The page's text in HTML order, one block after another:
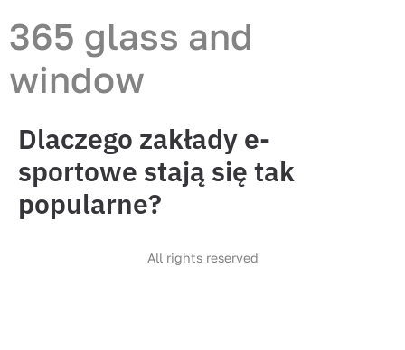
365 glass and
window
Dlaczego zakłady e-
sportowe stają się tak
popularne?
All rights reserved